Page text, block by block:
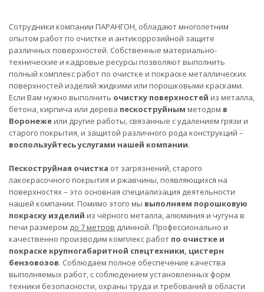
Сотрудники компании ПАРАНГОН, обладают многолетним
опытом работ по очистке и антикоррозийной защите
различных поверхностей. Собственные материально-
технические и кадровые ресурсы позволяют выполнить
полный комплекс работ по очистке и покраске металлических
поверхностей изделий жидкими или порошковыми красками.
Если Вам нужно выполнить очистку поверхностей из металла,
бетона, кирпича или дерева пескоструйным методом в
Воронежеили другие работы, связанные с удалением грязи и
старого покрытия, и защитой различного рода конструкций –
воспользуйтесь услугами нашей компании.
Пескоструйная очистка от загрязнений, старого
лакокрасочного покрытия и ржавчины, появляющихся на
поверхностях – это основная специализация деятельности
нашей компании. Помимо этого мы выполняем порошковую
покраску изделий из чёрного металла, алюминия и чугуна в
печи размером до 7 метров длинной. Профессионально и
качественно производим комплекс работ по очистке и
покраске крупногабаритной спецтехники, цистерн
бензовозов. Соблюдаем полное обеспечение качества
выполняемых работ, с соблюдением установленных форм
техники безопасности, охраны труда и требований в области